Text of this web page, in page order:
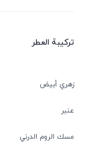
ترکیبة العطر
زهري أبيض
عنبر
مسك الروم الدرني